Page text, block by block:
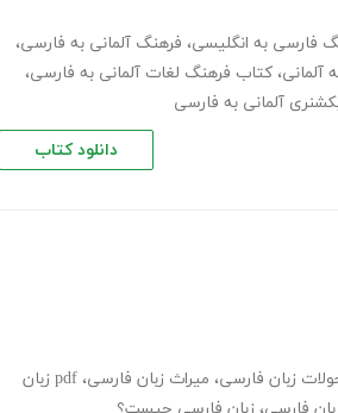
فارسی به انگلیسی، فرهنگ آلمانی به فارسی،
، کتاب فرهنگ لغات آلمانی به فارسی،
آلمانی به فارسی
دانلود کتاب
زبان فارسی، میراث زبان فارسی،
pdf زبان
فارسی، زبان فارسی چیست؟